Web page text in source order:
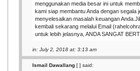
menggunakan media besar ini untuk
kami siap membantu Anda dengan segala
menyelesaikan masalah keuangan
kembali sekarang melalui Email
untuk lebih jelasnya, ANDA SANGAT
in: July 2, 2018 at: 3:13 am
Ismail Dawallang [] said: